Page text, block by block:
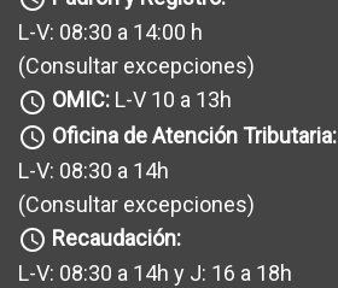
L-V: 08:30 a 14:00 h
(Consultar excepciones)
query_builder OMIC: L-V 10 a 13h
query_builder Oficina de Atención Tributaria:
L-V: 08:30 a 14h
(Consultar excepciones)
query_builder Recaudación:
L-V: 08:30 a 14h y J: 16 a 18h